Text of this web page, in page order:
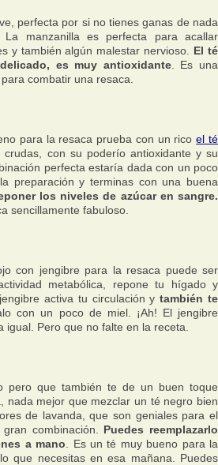
perfecta por si no tienes ganas de nada
manzanilla es perfecta para acallar
y también algún malestar nervioso. El té
es muy antioxidante. Es una
combatir una resaca.
para la resaca prueba con un ricoel té
crudas, con su poderío antioxidante y su
perfecta estaría dada con un poco
preparación y terminas con una buena
los niveles de azúcar en sangre.
sencillamente fabuloso.
con jengibre para la resaca puede ser
metabólica, repone tu hígado y
activa tu circulación ytambién te
con un poco de miel. ¡Ah! El jengibre
igual. Pero que no falte en la receta.
pero que también te de un buen toque
nada mejor que mezclar un té negro bien
de lavanda, que son geniales para el
combinación.
Puedes reemplazarlo
a mano . Es un té muy bueno para la
que necesitas en esa mañana. Puedes